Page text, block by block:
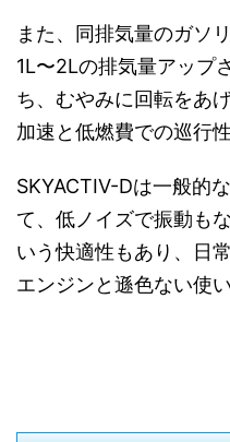
また、同排気量のガソ
1L〜2Lの排気量アップ
ち、むやみに回転をあ
加速と低燃費での巡行
SKYACTIV-Dは一般的
て、低ノイズで振動も
いう快適性もあり、日
エンジンと遜色ない使